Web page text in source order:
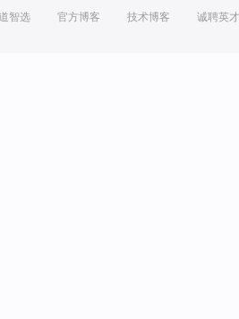
智选 官方博客 技术博客 诚聘英才